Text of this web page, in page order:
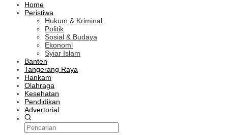
Home
Peristiwa
Hukum & Kriminal
Politik
Sosial & Budaya
Ekonomi
Syiar Islam
Banten
Tangerang Raya
Hankam
Olahraga
Kesehatan
Pendidikan
Advertorial